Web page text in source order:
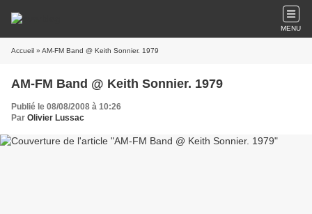
MENU
Accueil » AM-FM Band @ Keith Sonnier. 1979
AM-FM Band @ Keith Sonnier. 1979
Publié le 08/08/2008 à 10:26
Par Olivier Lussac